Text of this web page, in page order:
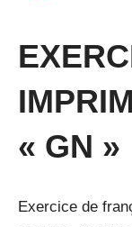
octobre
« GN »
Exercice de